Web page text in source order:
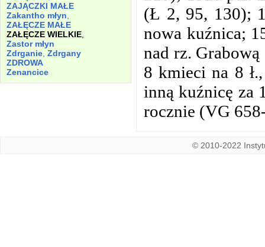
ZAJĄCZKI MAŁE
Zakantho młyn
ZAŁĘCZE MAŁE
ZAŁĘCZE WIELKIE
Zastor młyn
Zdrganie Zdrgany
ZDROWA
Zenancice
(Ł 2, 95, 130);
nowa kuźnica;
nad rz.
8 kmieci na 8
inną kuźnicę za
rocznie (VG
© 2010-2022